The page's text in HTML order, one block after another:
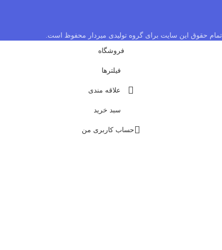
تمام حقوق این سایت برای گروه تولیدی میردار محفوظ است.
فروشگاه
فیلترها
علاقه مندی
سبد خرید
حساب کاربری من